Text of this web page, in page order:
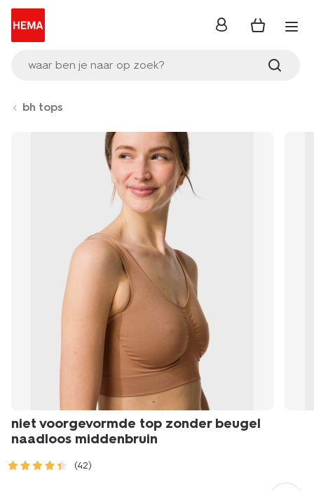
waar ben je naar op zoek?
inloggen
bh tops
niet voorgevormde top zonder beugel
naadloos middenbruin
(42)